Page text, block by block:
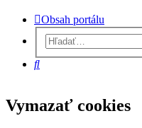
Obsah portálu
Hľadať
Vymazať cookies